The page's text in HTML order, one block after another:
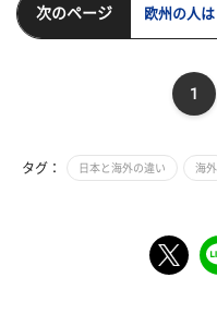
次のページ 欧州の人
1
タグ： 日本と海外の違い 海外